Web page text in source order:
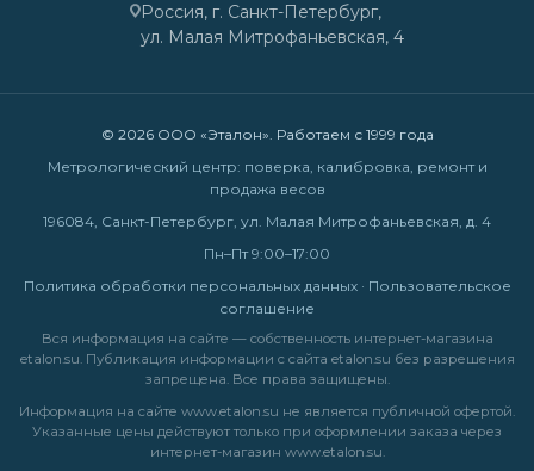
Россия, г. Санкт-Петербург,
ул. Малая Митрофаньевская, 4
© 2026 ООО «Эталон». Работаем с 1999 года
Метрологический центр: поверка, калибровка, ремонт и
продажа весов
196084, Санкт-Петербург, ул. Малая Митрофаньевская, д. 4
Пн–Пт 9:00–17:00
Политика обработки персональных данных· Пользовательское
соглашение
Вся информация на сайте — собственность интернет-магазина
etalon.su. Публикация информации с сайта etalon.su без разрешения
запрещена. Все права защищены.
Информация на сайте www.etalon.su не является публичной офертой.
Указанные цены действуют только при оформлении заказа через
интернет-магазин www.etalon.su.